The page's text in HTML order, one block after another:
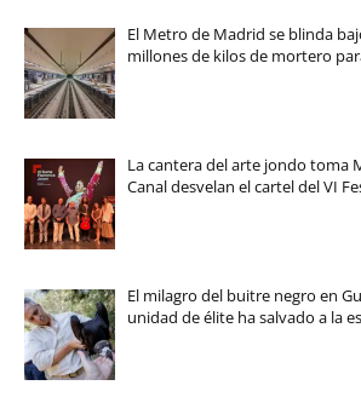
El Metro de Madrid se blinda
millones de kilos de mortero
La cantera del arte jondo toma
Canal desvelan el cartel del VI
El milagro del buitre negro en
unidad de élite ha salvado a la